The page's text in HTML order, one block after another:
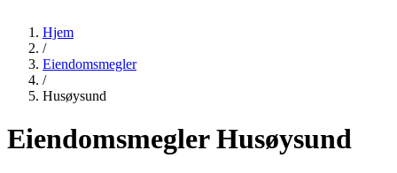
Hjem
/
Eiendomsmegler
/
Husøysund
Eiendomsmegler Husøysund